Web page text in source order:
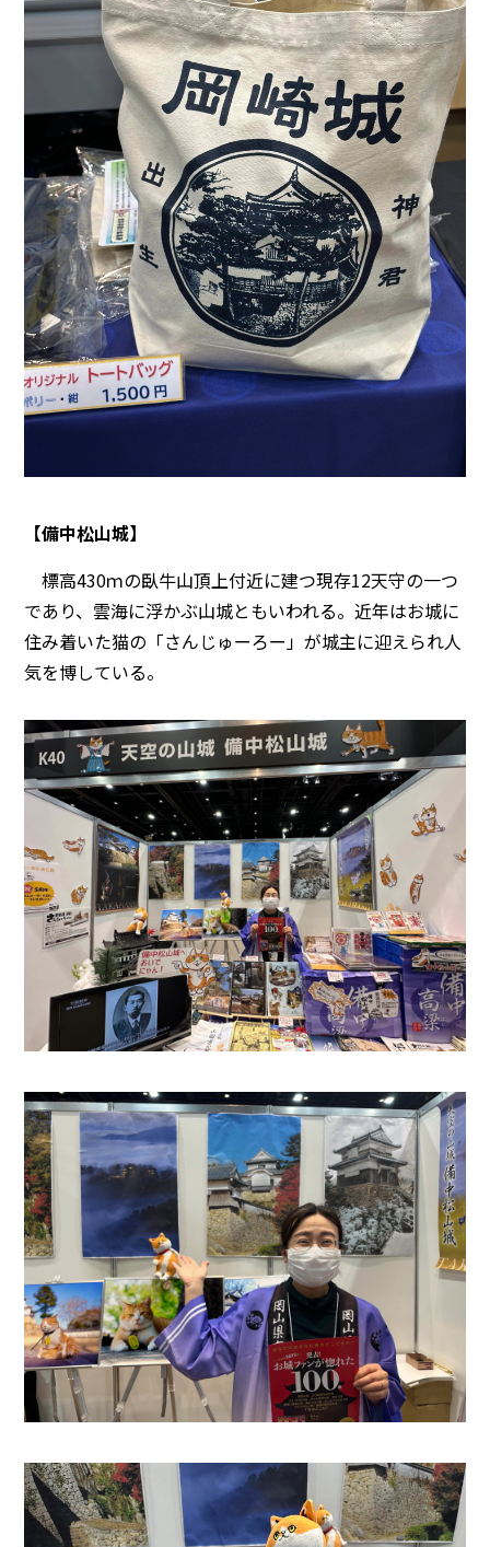
【備中松山城】
標高430ｍの臥牛山頂上付近に建つ現存12天守の一つ
であり、雲海に浮かぶ山城ともいわれる。近年はお城に
住み着いた猫の「さんじゅーろー」が城主に迎えられ人
気を博している。